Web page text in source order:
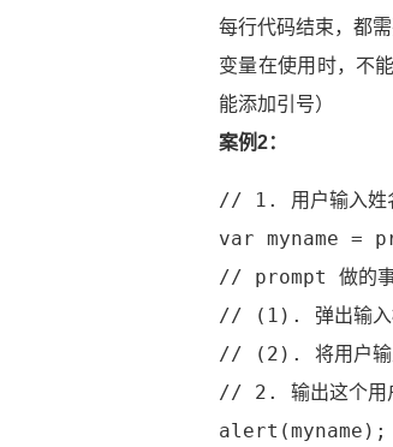
每行代码结束，都
变量在使用时，不
能添加引号）
案例2：
// 1. 用户输入姓
var myname =
// prompt 做的事
// (1). 弹出输入
// (2). 将用户输
// 2. 输出这个用